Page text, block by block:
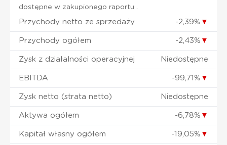
dostępne w zakupionego raportu .
Przychody netto ze sprzedaży -2,39% ▼
Przychody ogółem -2,43% ▼
Zysk z działalności operacyjnej Niedostępne
EBITDA -99,71% ▼
Zysk netto (strata netto) Niedostępne
Aktywa ogółem -6,78% ▼
Kapitał własny ogółem -19,05% ▼